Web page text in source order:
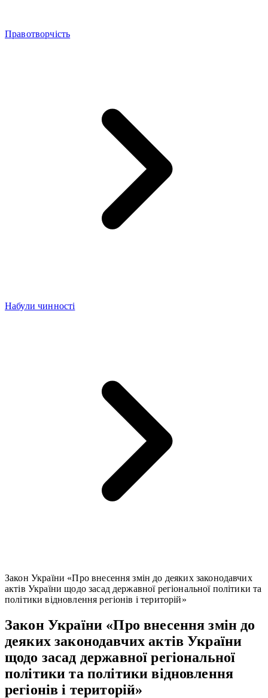
Правотворчість
Набули чинності
Закон України «Про внесення змін до деяких законодавчих
актів України щодо засад державної регіональної політики та
політики відновлення регіонів і територій»
Закон України «Про внесення змін до
деяких законодавчих актів України
щодо засад державної регіональної
політики та політики відновлення
регіонів і територій»